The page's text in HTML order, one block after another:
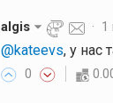
algis · 1
@kateevs, у нас
0